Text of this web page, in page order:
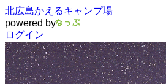
北広島かえるキャンプ場
powered by
ログイン